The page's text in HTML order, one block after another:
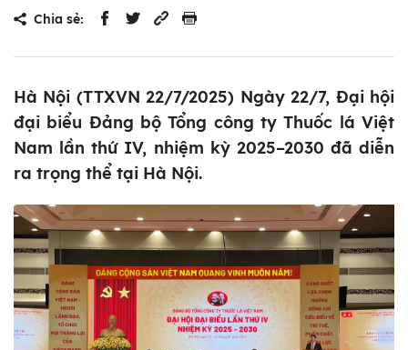
Chia sẻ:
Hà Nội (TTXVN 22/7/2025) Ngày 22/7, Đại hội
đại biểu Đảng bộ Tổng công ty Thuốc lá Việt
Nam lần thứ IV, nhiệm kỳ 2025–2030 đã diễn
ra trọng thể tại Hà Nội.